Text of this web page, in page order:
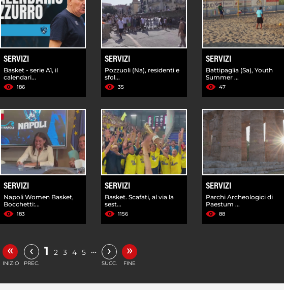
SERVIZI
Basket - serie A1, il
calendari...
186
SERVIZI
Pozzuoli (Na), residenti e
sfol...
35
SERVIZI
Battipaglia (Sa), Youth
Summer ...
47
SERVIZI
Napoli Women Basket,
Bocchetti:...
183
SERVIZI
Basket. Scafati, al via la
sest...
1156
SERVIZI
Parchi Archeologici di
Paestum ...
88
«
INIZIO
‹
PREC.
1 2 3 4 5 … ›
SUCC.
»
FINE